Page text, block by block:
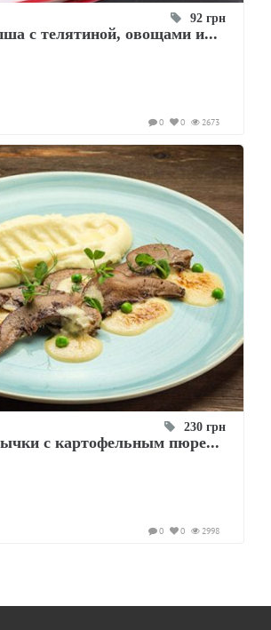
92 грн
с телятиной, овощами и...
2673
0
0
230 грн
с картофельным пюре...
2998
0
0